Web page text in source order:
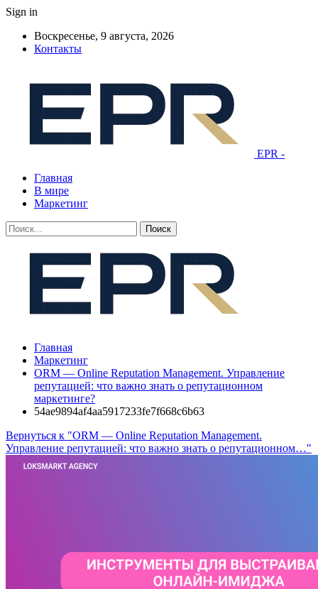
Sign in
Воскресенье, 9 августа, 2026
Контакты
EPR -
Главная
В мире
Маркетинг
Главная
Маркетинг
ORM — Online Reputation Management. Управление
репутацией: что важно знать о репутационном
маркетинге?
54ae9894af4aa5917233fe7f668c6b63
Вернуться к "ORM — Online Reputation Management.
Управление репутацией: что важно знать о репутационном…"